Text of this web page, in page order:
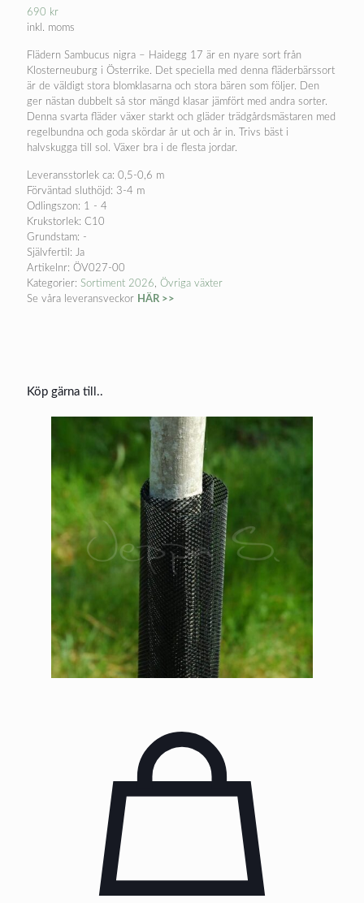
690 kr
inkl. moms
Flädern Sambucus nigra – Haidegg 17 är en nyare sort från
Klosterneuburg i Österrike. Det speciella med denna fläderbärssort
är de väldigt stora blomklasarna och stora bären som följer. Den
ger nästan dubbelt så stor mängd klasar jämfört med andra sorter.
Denna svarta fläder växer starkt och gläder trädgårdsmästaren med
regelbundna och goda skördar år ut och år in. Trivs bäst i
halvskugga till sol. Växer bra i de flesta jordar.
Leveransstorlek ca: 0,5-0,6 m
Förväntad sluthöjd: 3-4 m
Odlingszon: 1 - 4
Krukstorlek: C10
Grundstam: -
Självfertil: Ja
Artikelnr: ÖV027-00
Kategorier: Sortiment 2026, Övriga växter
Se våra leveransveckor HÄR >>
Köp gärna till..